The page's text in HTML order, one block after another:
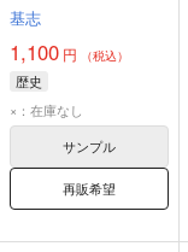
基志
1,100 円 （税込）
歴史
×：在庫なし
サンプル
再販希望